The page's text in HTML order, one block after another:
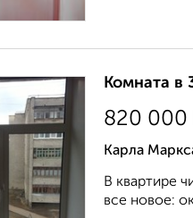
Комната в
820 000
Карла
В квартире
все новое: